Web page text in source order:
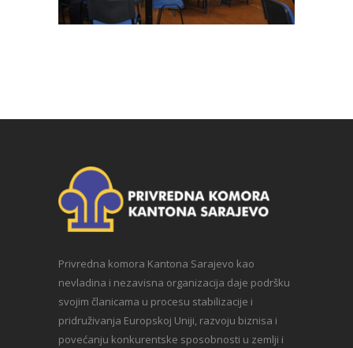
Privredna komora Kantona Sarajevo kao
nevladina i nezavisna organizacija daje podršku
svojim članicama u procesu stabilizacije i
pridruživanja Europskoj Uniji, razvoju biznisa i
povećanju konkurentske sposobnosti u zemlji i